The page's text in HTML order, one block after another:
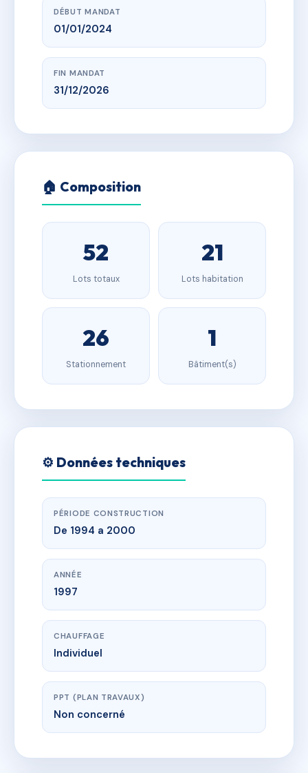
DÉBUT MANDAT
01/01/2024
FIN MANDAT
31/12/2026
🏠 Composition
52
Lots totaux
21
Lots habitation
26
Stationnement
1
Bâtiment(s)
⚙️ Données techniques
PÉRIODE CONSTRUCTION
De 1994 a 2000
ANNÉE
1997
CHAUFFAGE
Individuel
PPT (PLAN TRAVAUX)
Non concerné